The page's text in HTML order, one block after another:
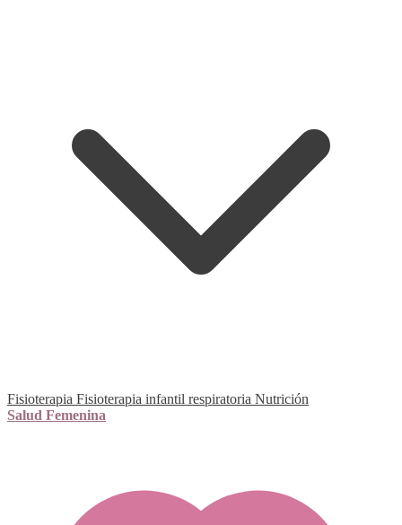
Fisioterapia Fisioterapia infantil respiratoria Nutrición
Salud Femenina